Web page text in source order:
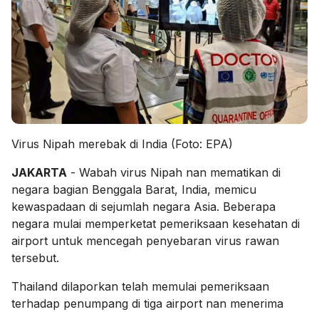
Virus Nipah merebak di India (Foto: EPA)
JAKARTA - Wabah virus Nipah nan mematikan di
negara bagian Benggala Barat, India, memicu
kewaspadaan di sejumlah negara Asia. Beberapa
negara mulai memperketat pemeriksaan kesehatan di
airport untuk mencegah penyebaran virus rawan
tersebut.
Thailand dilaporkan telah memulai pemeriksaan
terhadap penumpang di tiga airport nan menerima